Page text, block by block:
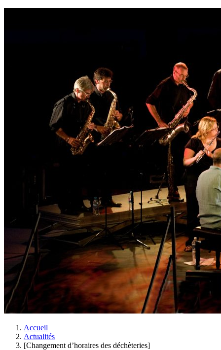
Accueil
Actualités
[Changement d’horaires des déchèteries]